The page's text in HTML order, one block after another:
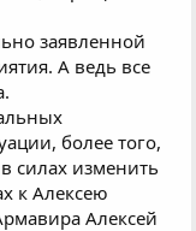
заявленной
А ведь все
более того,
силах изменить
к Алексею
Алексей